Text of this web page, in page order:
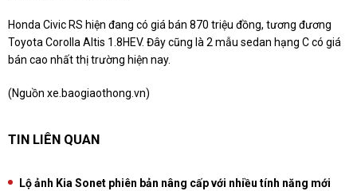
Honda Civic RS hiện đang có giá bán 870 triệu đồng, tương đương
Toyota Corolla Altis 1.8HEV. Đây cũng là 2 mẫu sedan hạng C có giá
bán cao nhất thị trường hiện nay.
(Nguồn xe.baogiaothong.vn)
TIN LIÊN QUAN
Lộ ảnh Kia Sonet phiên bản nâng cấp với nhiều tính năng mới